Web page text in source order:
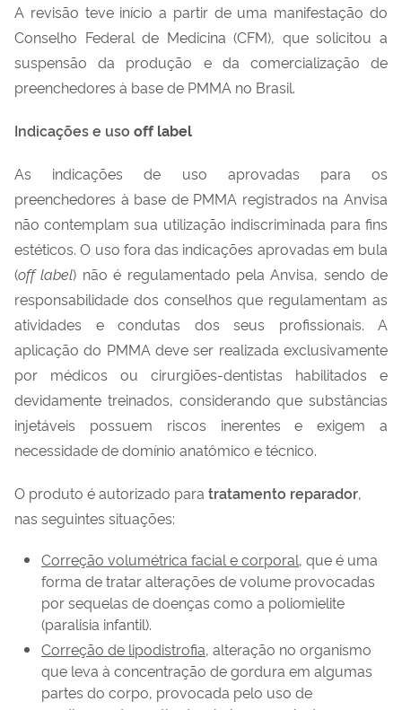
A revisão teve início a partir de uma manifestação do
Conselho Federal de Medicina (CFM), que solicitou a
suspensão da produção e da comercialização de
preenchedores à base de PMMA no Brasil.
Indicações e uso off label
As indicações de uso aprovadas para os
preenchedores à base de PMMA registrados na Anvisa
não contemplam sua utilização indiscriminada para fins
estéticos. O uso fora das indicações aprovadas em bula
(off label) não é regulamentado pela Anvisa, sendo de
responsabilidade dos conselhos que regulamentam as
atividades e condutas dos seus profissionais. A
aplicação do PMMA deve ser realizada exclusivamente
por médicos ou cirurgiões-dentistas habilitados e
devidamente treinados, considerando que substâncias
injetáveis possuem riscos inerentes e exigem a
necessidade de domínio anatômico e técnico.
O produto é autorizado para tratamento reparador,
nas seguintes situações:
Correção volumétrica facial e corporal, que é uma
forma de tratar alterações de volume provocadas
por sequelas de doenças como a poliomielite
(paralisia infantil).
Correção de lipodistrofia, alteração no organismo
que leva à concentração de gordura em algumas
partes do corpo, provocada pelo uso de